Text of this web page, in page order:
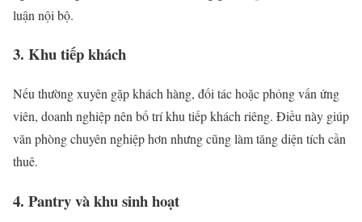
luận nội bộ.
3. Khu tiếp khách
Nếu thường xuyên gặp khách hàng, đối tác hoặc phỏng vấn ứng
viên, doanh nghiệp nên bố trí khu tiếp khách riêng. Điều này giúp
văn phòng chuyên nghiệp hơn nhưng cũng làm tăng diện tích cần
thuê.
4. Pantry và khu sinh hoạt